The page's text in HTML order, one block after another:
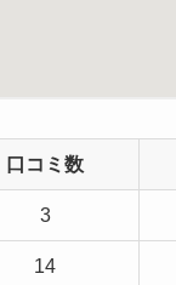
口コミ数
3
14